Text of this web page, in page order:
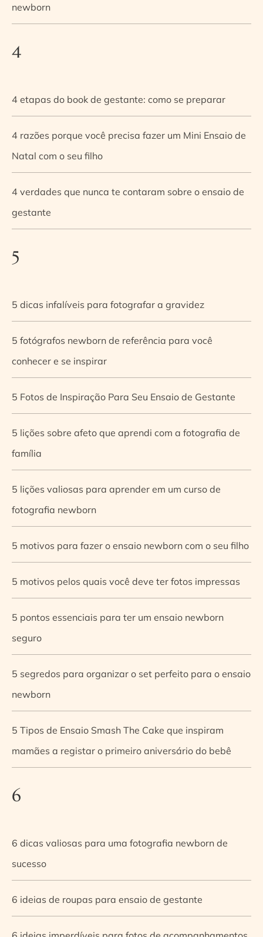
newborn
4
4 etapas do book de gestante: como se preparar
4 razões porque você precisa fazer um Mini Ensaio de
Natal com o seu filho
4 verdades que nunca te contaram sobre o ensaio de
gestante
5
5 dicas infalíveis para fotografar a gravidez
5 fotógrafos newborn de referência para você
conhecer e se inspirar
5 Fotos de Inspiração Para Seu Ensaio de Gestante
5 lições sobre afeto que aprendi com a fotografia de
família
5 lições valiosas para aprender em um curso de
fotografia newborn
5 motivos para fazer o ensaio newborn com o seu filho
5 motivos pelos quais você deve ter fotos impressas
5 pontos essenciais para ter um ensaio newborn
seguro
5 segredos para organizar o set perfeito para o ensaio
newborn
5 Tipos de Ensaio Smash The Cake que inspiram
mamães a registar o primeiro aniversário do bebê
6
6 dicas valiosas para uma fotografia newborn de
sucesso
6 ideias de roupas para ensaio de gestante